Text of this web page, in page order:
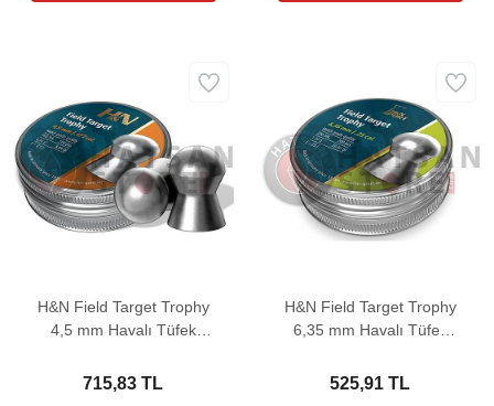
H&N Field Target Trophy
4,5 mm Havalı Tüfek
500 Adet)
715,83 TL
H&N Field Target Trophy
6,35 mm Havalı Tüfek
200 Adet)
525,91 TL